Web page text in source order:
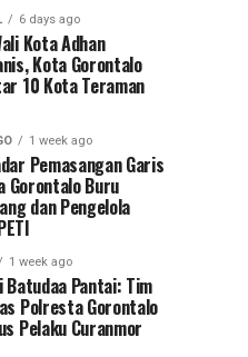
6 days ago
Kota Adhan
Kota Gorontalo
10 Kota Teraman
1 week ago
Pemasangan Garis
Gorontalo Buru
dan Pengelola
1 week ago
Batudaa Pantai: Tim
Polresta Gorontalo
Pelaku Curanmor